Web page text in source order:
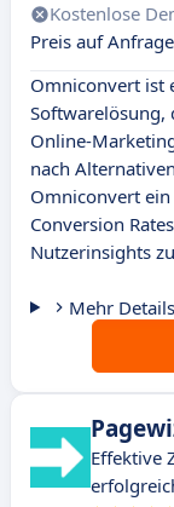
Kostenlose
Preis auf Anfrage
Omniconvert ist
Softwarelösung,
Online-
nach
Omniconvert
Conversion
Nutzerinsights
Mehr
Effektive